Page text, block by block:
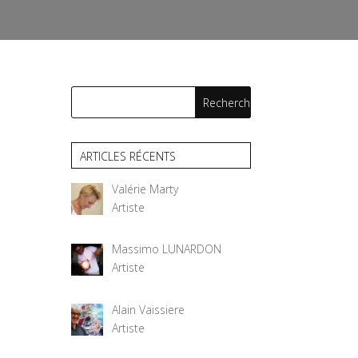
ARTICLES RÉCENTS
Valérie Marty
Artiste
Massimo LUNARDON
Artiste
Alain Vaissiere
Artiste